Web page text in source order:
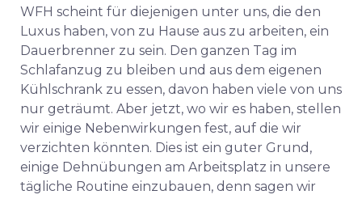
WFH scheint für diejenigen unter uns, die den
Luxus haben, von zu Hause aus zu arbeiten, ein
Dauerbrenner zu sein. Den ganzen Tag im
Schlafanzug zu bleiben und aus dem eigenen
Kühlschrank zu essen, davon haben viele von uns
nur geträumt. Aber jetzt, wo wir es haben, stellen
wir einige Nebenwirkungen fest, auf die wir
verzichten könnten. Dies ist ein guter Grund,
einige Dehnübungen am Arbeitsplatz in unsere
tägliche Routine einzubauen, denn sagen wir